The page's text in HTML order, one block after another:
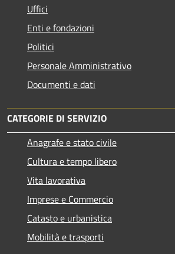
Uffici
Enti e fondazioni
Politici
Personale Amministrativo
Documenti e dati
CATEGORIE DI SERVIZIO
Anagrafe e stato civile
Cultura e tempo libero
Vita lavorativa
Imprese e Commercio
Catasto e urbanistica
Mobilità e trasporti